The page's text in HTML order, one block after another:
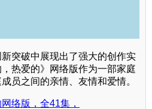
突破中展现出了强大的创作实
热爱的》网络版作为一部家庭
员之间的亲情、友情和爱情。
络版，全41集，